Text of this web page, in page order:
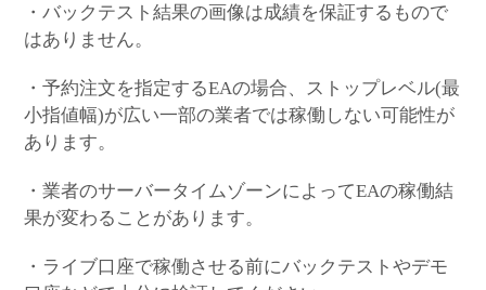
・バックテスト結果の画像は成績を保証するもので
はありません。
・予約注文を指定するEAの場合、ストップレベル(最
小指値幅)が広い一部の業者では稼働しない可能性が
あります。
・業者のサーバータイムゾーンによってEAの稼働結
果が変わることがあります。
・ライブ口座で稼働させる前にバックテストやデモ